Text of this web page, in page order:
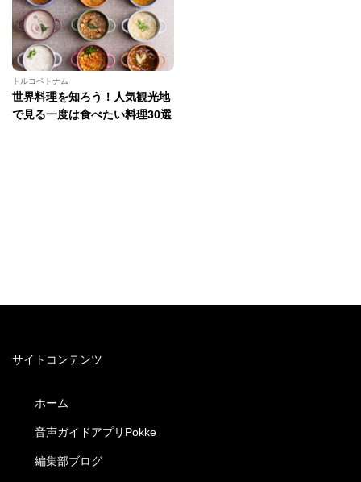
トルコベトナム
世界料理を知ろう！人気観光地
で見る一度は食べたい料理30選
サイトコンテンツ
ホーム
音声ガイドアプリPokke
編集部ブログ